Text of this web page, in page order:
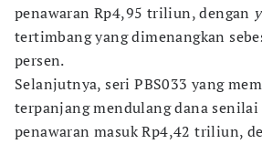
penawaran Rp4,95 triliun, dengan
tertimbang yang dimenangkan
persen.
Selanjutnya, seri PBS033 yang
terpanjang mendulang dana
penawaran masuk Rp4,42 triliun,